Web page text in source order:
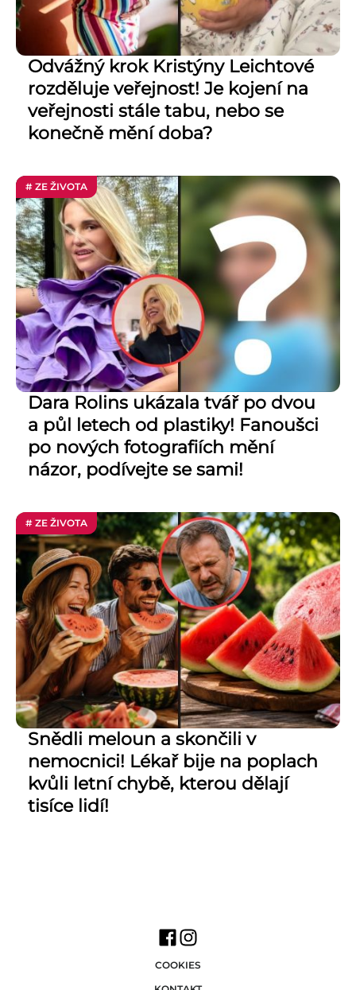
Odvážný krok Kristýny Leichtové
rozděluje veřejnost! Je kojení na
veřejnosti stále tabu, nebo se
konečně mění doba?
# ZE ŽIVOTA
Dara Rolins ukázala tvář po dvou
a půl letech od plastiky! Fanoušci
po nových fotografiích mění
názor, podívejte se sami!
# ZE ŽIVOTA
Snědli meloun a skončili v
nemocnici! Lékař bije na poplach
kvůli letní chybě, kterou dělají
tisíce lidí!
COOKIES